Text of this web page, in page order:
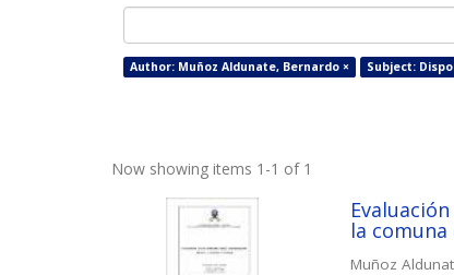
Author: Muñoz Aldunate, Bernardo × Subject:
Now showing items 1-1 of 1
la comuna
Muñoz